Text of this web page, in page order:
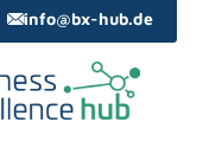
info@bx-hub.de